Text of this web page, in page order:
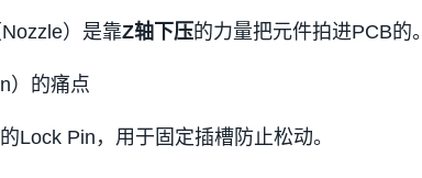
）是靠Z轴下压的力量把元件拍进PCB的。
）的痛点
Lock Pin，用于固定插槽防止松动。